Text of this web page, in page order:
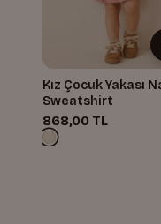
Kız Çocuk Yakası
Sweatshirt
868,00 TL